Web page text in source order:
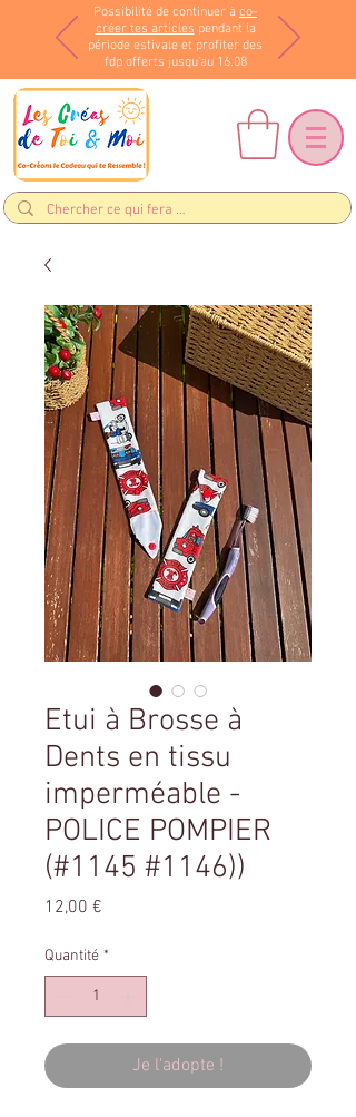
Possibilité de continuer à co-
créer tes articles pendant la
période estivale et profiter des
fdp offerts jusqu'au 16.08
Etui à Brosse à
Dents en tissu
imperméable -
POLICE POMPIER
(#1145 #1146))
12,00 €
Quantité *
Je l'adopte !